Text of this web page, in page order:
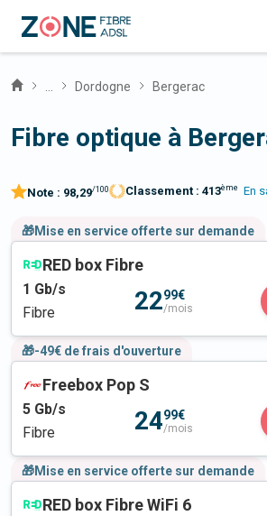
Dordogne Bergerac
Fibre optique à
Note : 98,29/100 Classement : 413ème En
🎁Mise en service offerte sur demande
RED box Fibre
1 Gb/s
Fibre
2299€
/mois
🎁-49€ de frais d'ouverture
Freebox Pop S
5 Gb/s
Fibre
2499€
/mois
🎁Mise en service offerte sur demande
RED box Fibre WiFi 6